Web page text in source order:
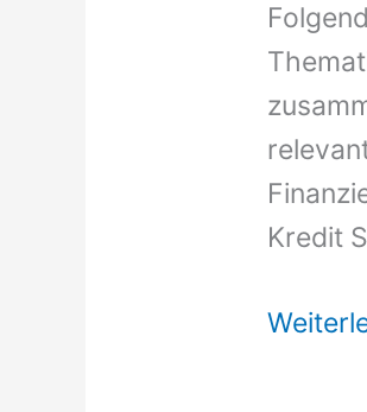
Kredit